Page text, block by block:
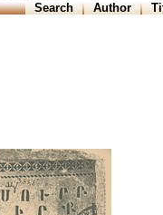
Search Author